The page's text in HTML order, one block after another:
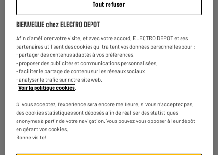
4.1/5(11)
Comparer
Nombre de sorties : 2
158€98
Payer en
EXCLU WEB
Contrôleur USB PIONEER DJ XDJ RR
Tout refuser
BIENVENUE chez ELECTRO DEPOT
Afin d'améliorer votre visite, et avec votre accord, ELECTRO DEPOT et ses
partenaires utilisent des cookies qui traitent vos données personnelles pour :
- partager des contenus adaptés à vos préférences,
- proposer des publicités et communications personnalisées,
- faciliter le partage de contenu sur les réseaux sociaux,
- analyser le trafic sur notre site web.
Voir la politique cookies.
Si vous acceptez, l'expérience sera encore meilleure, si vous n'acceptez pas,
des cookies statistiques sont déposés afin de réaliser des statistiques
anonymes à partir de votre navigation. Vous pouvez vous opposer à leur dépôt
en gérant vos cookies.
Bonne visite!